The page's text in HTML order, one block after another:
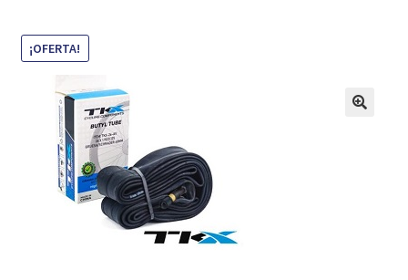
Automóvil
Mi cuenta
Contacto
¡OFERTA!